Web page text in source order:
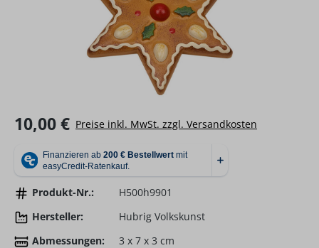
Regulärer Preis:
10,00 € Preise inkl. MwSt. zzgl. Versandkosten
Produkt-Nr.:
H500h9901
Hersteller:
Hubrig Volkskunst
Abmessungen:
3 x 7 x 3 cm